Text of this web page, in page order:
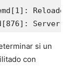
Reloaded
Server
si un
con